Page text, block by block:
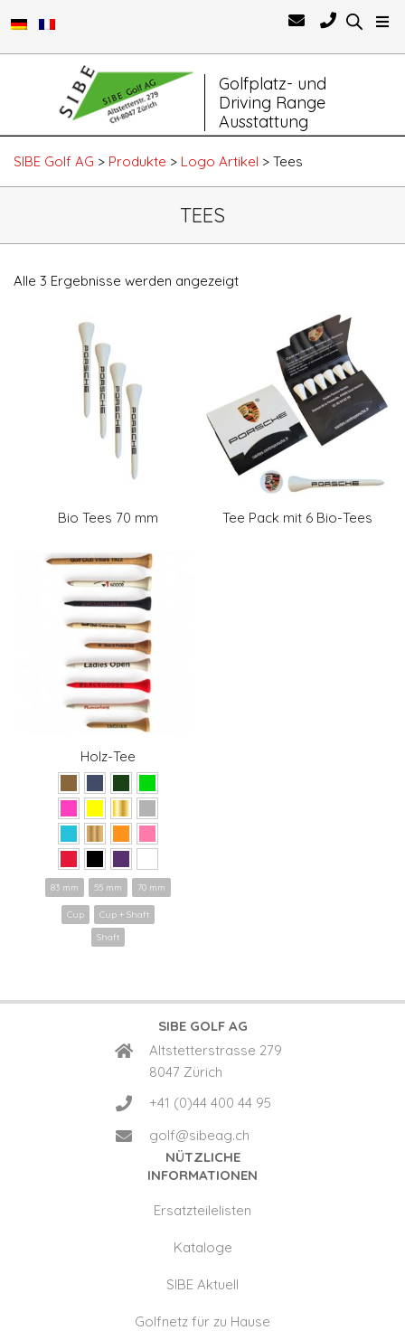
Golfplatz- und
Driving Range
Ausstattung
Navigation
SIBE Golf AG > Produkte > Logo Artikel > Tees
TEES
Alle 3 Ergebnisse werden angezeigt
Bio Tees 70 mm Tee Pack mit 6 Bio-Tees
Holz-Tee
83 mm 55 mm 70 mm
Cup
Cup + Shaft
Shaft
SIBE GOLF AG
Altstetterstrasse 279
8047 Zürich
+41 (0)44 400 44 95
golf@sibeag.ch
NÜTZLICHE
INFORMATIONEN
Ersatzteilelisten
Kataloge
SIBE Aktuell
Golfnetz für zu Hause